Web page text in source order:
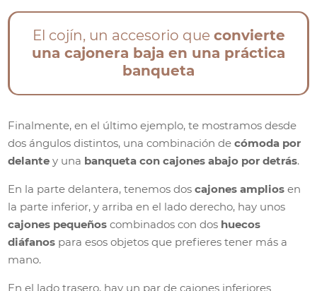
El cojín, un accesorio que convierte
una cajonera baja en una práctica
banqueta
Finalmente, en el último ejemplo, te mostramos desde
dos ángulos distintos, una combinación decómoda por
delante y una banqueta con cajones abajo por detrás.
En la parte delantera, tenemos doscajones amplios en
la parte inferior, y arriba en el lado derecho, hay unos
cajones pequeños combinados con dos huecos
diáfanos para esos objetos que prefieres tener más a
mano.
En el lado trasero, hay un par de cajones inferiores